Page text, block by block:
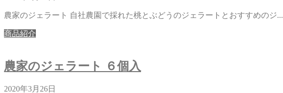
農家のジェラート 自社農園で採れた桃とぶどうのジェラートとおすすめのジ...
商品紹介
農家のジェラート ６個入
2020年3月26日